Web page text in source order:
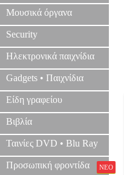
Μουσικά όργανα
Security
Ηλεκτρονικά παιχνίδια
Gadgets • Παιχνίδια
Είδη γραφείου
Βιβλία
Ταινίες DVD • Blu Ray
Προσωπική φροντίδα ΝΕΟ